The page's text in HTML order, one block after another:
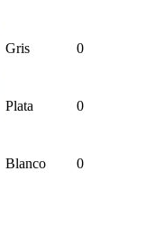
Gris 0
Plata 0
Blanco 0